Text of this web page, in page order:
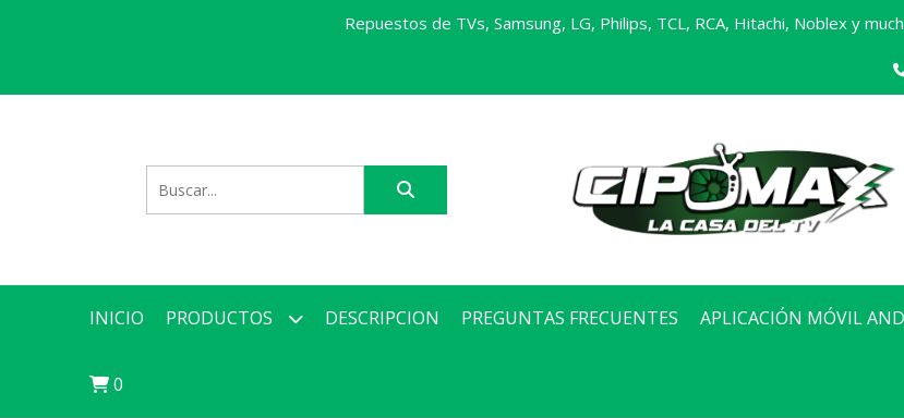
Repuestos de TVs, Samsung, LG, Philips, TCL, RCA, Hitachi, Noblex y
INICIO PRODUCTOS DESCRIPCION PREGUNTAS FRECUENTES APLICACIÓN MÓVIL
0